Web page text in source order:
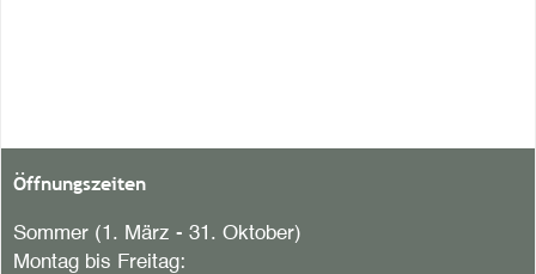
Öffnungszeiten
Sommer (1. März - 31. Oktober)
Montag bis Freitag: